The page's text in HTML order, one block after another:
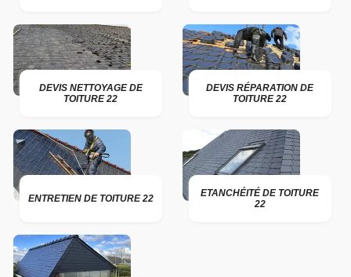
DEVIS NETTOYAGE DE
TOITURE 22
DEVIS RÉPARATION DE
TOITURE 22
ENTRETIEN DE TOITURE 22
ETANCHÉITÉ DE TOITURE
22